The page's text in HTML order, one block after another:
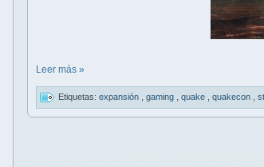
Leer más »
Etiquetas: expansión gaming quake quakecon